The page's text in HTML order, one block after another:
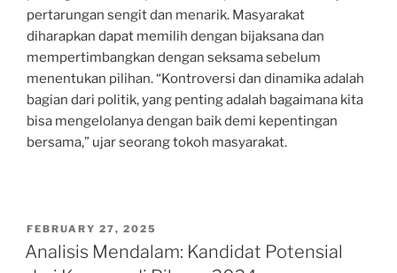
pertarungan sengit dan menarik. Masyarakat
diharapkan dapat memilih dengan bijaksana dan
mempertimbangkan dengan seksama sebelum
menentukan pilihan. “Kontroversi dan dinamika adalah
bagian dari politik, yang penting adalah bagaimana kita
bisa mengelolanya dengan baik demi kepentingan
bersama,” ujar seorang tokoh masyarakat.
POSTED
ON
FEBRUARY 27, 2025
Analisis Mendalam: Kandidat Potensial